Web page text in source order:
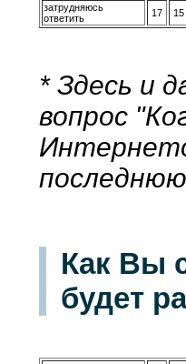
затрудняюсь
ответить
17 15
* Здесь и
вопрос
Как Вы
будет